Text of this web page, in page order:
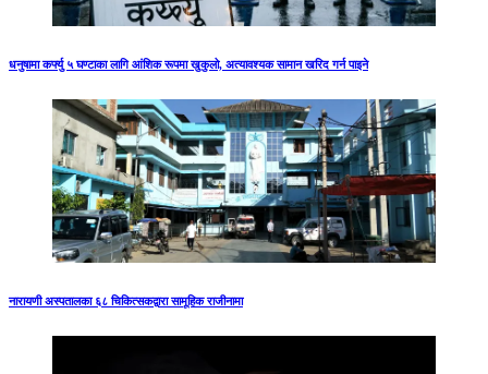
धनुषामा कर्फ्यु ५ घण्टाका लागि आंशिक रूपमा खुकुलो, अत्यावश्यक सामान खरिद गर्न पाइने
नारायणी अस्पतालका ६८ चिकित्सकद्वारा सामूहिक राजीनामा